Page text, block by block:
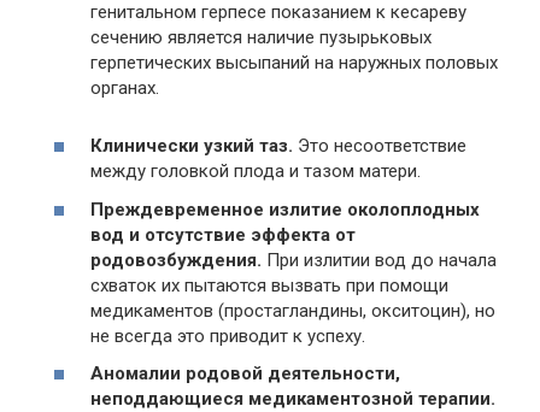
генитальном герпесе показанием к кесареву
сечению является наличие пузырьковых
герпетических высыпаний на наружных половых
органах.
Клинически узкий таз. Это несоответствие
между головкой плода и тазом матери.
Преждевременное излитие околоплодных
вод и отсутствие эффекта от
родовозбуждения. При излитии вод до начала
схваток их пытаются вызвать при помощи
медикаментов (простагландины, окситоцин), но
не всегда это приводит к успеху.
Аномалии родовой деятельности,
неподдающиеся медикаментозной терапии.